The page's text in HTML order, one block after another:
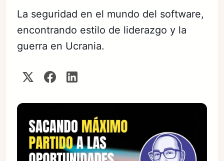
La seguridad en el mundo del software,
encontrando estilo de liderazgo y la
guerra en Ucrania.